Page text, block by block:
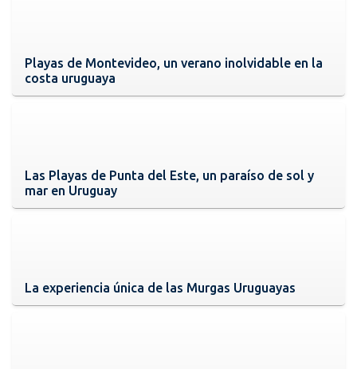
Playas de Montevideo, un verano inolvidable en la
costa uruguaya
Las Playas de Punta del Este, un paraíso de sol y
mar en Uruguay
La experiencia única de las Murgas Uruguayas